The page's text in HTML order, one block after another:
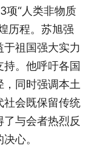
项“人类非物质
历程。苏旭强
祖国强大实力
。他呼吁各国
，同时强调本土
社会既保留传统
与会者热烈反
决心。